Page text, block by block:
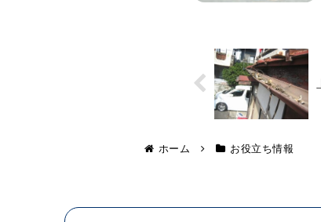
ホーム お役立ち情報